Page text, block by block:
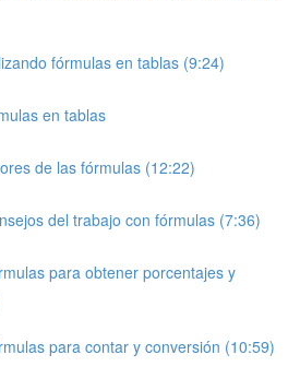
fórmulas en tablas (9:24)
en tablas
de las fórmulas (12:22)
del trabajo con fórmulas (7:36)
para obtener porcentajes y
para contar y conversión (10:59)